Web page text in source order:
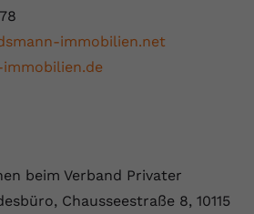
immobilien.net
beim Verband Privater
Chausseestraße 8, 10115